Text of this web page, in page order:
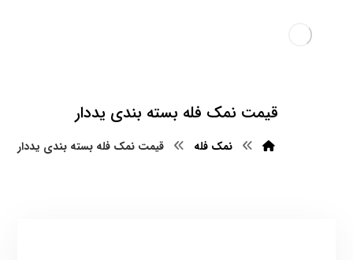
قیمت نمک فله بسته بندی یددار
نمک فله قیمت نمک فله بسته بندی یددار